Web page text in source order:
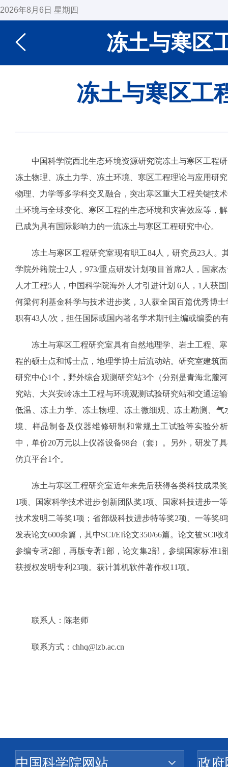
2026年8月6日 星期四
冻土与寒区
冻土与寒区工
中国科学院西北生态环境资源研究院冻土与寒区工程
冻土物理、冻土力学、冻土环境、寒区工程理论与应用研
物理、力学等多学科交叉融合，突出寒区重大工程关键技
土环境与全球变化、寒区工程的生态环境和灾害效应等，
已成为具有国际影响力的一流冻土与寒区工程研究中心。
冻土与寒区工程研究室现有职工84人，研究员23人。
学院外籍院士2人，973/重点研发计划项目首席2人，国家
人才工程5人，中国科学院海外人才引进计划 6人，1人获
何梁何利基金科学与技术进步奖，3人获全国百篇优秀博
职有43人/次，担任国际或国内著名学术期刊主编或编委的
冻土与寒区工程研究室具有自然地理学、岩土工程、
程的硕士点和博士点，地理学博士后流动站。研究室建筑
研究中心1个，野外综合观测研究站3个（分别是青海北麓
究站、大兴安岭冻土工程与环境观测试验研究站和交通运
低温、冻土力学、冻土物理、冻土微细观、冻土勘测、
境、样品制备及仪器维修研制和常规土工试验等实验分
中，单价20万元以上仪器设备98台（套）。另外，研发了
仿真平台1个。
冻土与寒区工程研究室近年来先后获得各类科技成果
1项、国家科学技术进步创新团队奖1项、国家科技进步一
技术发明二等奖1项；省部级科技进步特等奖2项、一等奖8
发表论文600余篇，其中SCI/EI论文350/66篇。论文被SCI
参编专著2部，再版专著1部，论文集2部，参编国家标准1
获授权发明专利23项。获计算机软件著作权11项。
联系人：陈老师
联系方式： chhq@lzb.ac.cn